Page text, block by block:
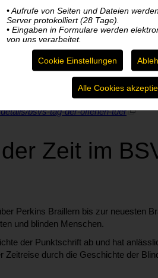
• Aufrufe von Seiten und Dateien
Server protokolliert (28 Tage).
• Eingaben in Formulare werden
von uns verarbeitet.
Cookie Einstellungen
Alle Cookies
Jung über Kunst, Inspiration und
in dem Florian Jung Einblicke in
details/radiointerview-florian-jung-
und Aktivitäten rund um den Tag
bsvs-tag-der-offenen-tuer
Zeit im
Perkins Braillern bis zur neuesten
und blinden Menschen.
der Punktschrift ab und hat
durch die Geschichte der